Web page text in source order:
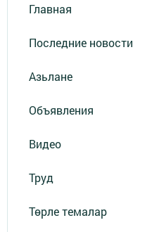
Главная
Последние новости
Азьлане
Объявления
Видео
Труд
Төрле темалар